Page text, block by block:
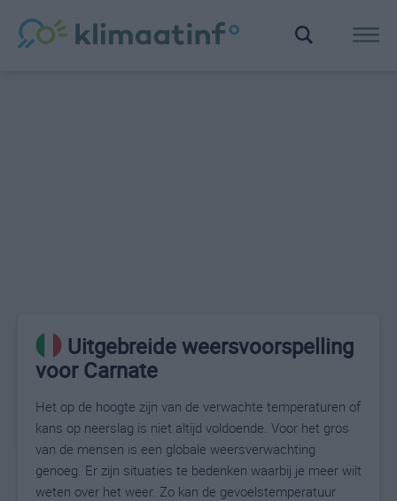
Uitgebreide weersvoorspelling
voor Carnate
Het op de hoogte zijn van de verwachte temperaturen of
kans op neerslag is niet altijd voldoende. Voor het gros
van de mensen is een globale weersverwachting
genoeg. Er zijn situaties te bedenken waarbij je meer wilt
weten over het weer. Zo kan de gevoelstemperatuur